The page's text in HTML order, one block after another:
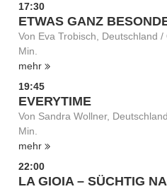
17:30
ETWAS GANZ
Von Eva Trobisch, Deutschland
Min.
mehr
19:45
EVERYTIME
Von Sandra Wollner,
Min.
mehr
22:00
LA GIOIA – SÜCHTIG